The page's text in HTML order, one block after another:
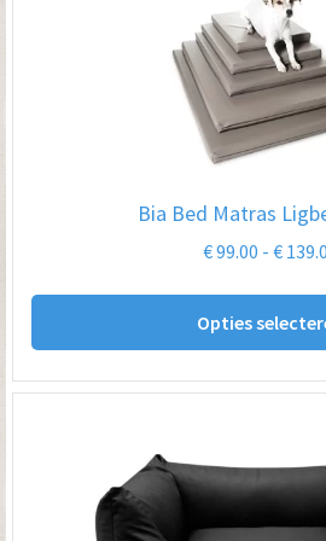
Bia Bed Matras
€99.00 - €
Opties